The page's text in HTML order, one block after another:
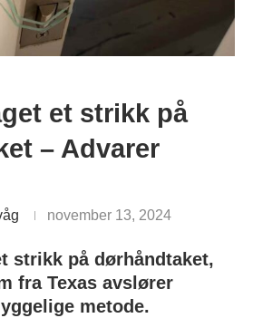
et strikk på
– Advarer
november 13, 2024
strikk på dørhåndtaket,
fra Texas avslører
metode.